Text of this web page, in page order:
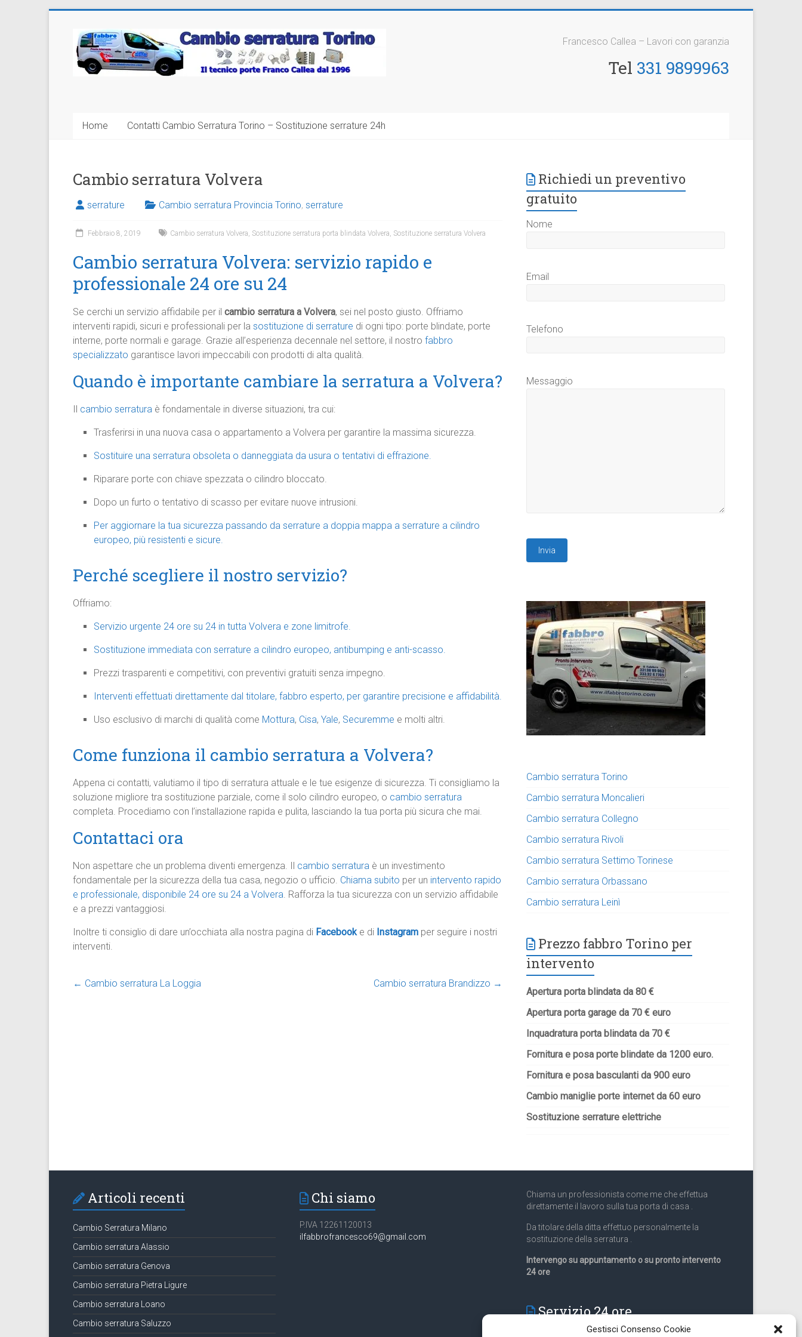
Gestisci Consenso Cookie
contenutoCambio
Serratura
Francesco Callea – Lavori con garanzia
Tel 331 9899963
Home Contatti Cambio Serratura Torino – Sostituzione serrature 24h
Cambio serratura Volvera
serrature Cambio serratura Provincia Torino, serrature
Febbraio 8, 2019 Cambio serratura Volvera, Sostituzione serratura porta blindata Volvera, Sostituzione serratura Volvera
Cambio serratura Volvera: servizio rapido e
professionale 24 ore su 24
Se cerchi un servizio affidabile per il cambio serratura a Volvera, sei nel posto giusto. Offriamo
interventi rapidi, sicuri e professionali per la sostituzione di serrature di ogni tipo: porte blindate, porte
interne, porte normali e garage. Grazie all’esperienza decennale nel settore, il nostro fabbro
specializzato garantisce lavori impeccabili con prodotti di alta qualità.
Quando è importante cambiare la serratura a Volvera?
Il cambio serratura è fondamentale in diverse situazioni, tra cui:
Trasferirsi in una nuova casa o appartamento a Volvera per garantire la massima sicurezza.
Sostituire una serratura obsoleta o danneggiata da usura o tentativi di effrazione.
Riparare porte con chiave spezzata o cilindro bloccato.
Dopo un furto o tentativo di scasso per evitare nuove intrusioni.
Per aggiornare la tua sicurezza passando da serrature a doppia mappa a serrature a cilindro
europeo, più resistenti e sicure.
Perché scegliere il nostro servizio?
Offriamo:
Servizio urgente 24 ore su 24 in tutta Volvera e zone limitrofe.
Sostituzione immediata con serrature a cilindro europeo, antibumping e anti-scasso.
Prezzi trasparenti e competitivi, con preventivi gratuiti senza impegno.
Interventi effettuati direttamente dal titolare, fabbro esperto, per garantire precisione e affidabilità.
Uso esclusivo di marchi di qualità come Mottura, Cisa, Yale, Securemme e molti altri.
Come funziona il cambio serratura a Volvera?
Appena ci contatti, valutiamo il tipo di serratura attuale e le tue esigenze di sicurezza. Ti consigliamo la
soluzione migliore tra sostituzione parziale, come il solo cilindro europeo, o cambio serratura
completa. Procediamo con l’installazione rapida e pulita, lasciando la tua porta più sicura che mai.
Contattaci ora
Non aspettare che un problema diventi emergenza. Il cambio serratura è un investimento
fondamentale per la sicurezza della tua casa, negozio o ufficio. Chiama subito per un intervento rapido
e professionale, disponibile 24 ore su 24 a Volvera. Rafforza la tua sicurezza con un servizio affidabile
e a prezzi vantaggiosi.
Inoltre ti consiglio di dare un’occhiata alla nostra pagina di Facebook e di Instagram per seguire i nostri
interventi.
← Cambio serratura La Loggia Cambio serratura Brandizzo →
Richiedi un preventivo
gratuito
Nome
Email
Telefono
Messaggio
Cambio serratura Torino
Cambio serratura Moncalieri
Cambio serratura Collegno
Cambio serratura Rivoli
Cambio serratura Settimo Torinese
Cambio serratura Orbassano
Cambio serratura Leinì
Prezzo fabbro Torino per
intervento
Apertura porta blindata da 80 €
Apertura porta garage da 70 € euro
Inquadratura porta blindata da 70 €
Fornitura e posa porte blindate da 1200 euro.
Fornitura e posa basculanti da 900 euro
Cambio maniglie porte internet da 60 euro
Sostituzione serrature elettriche
Articoli recenti
Cambio Serratura Milano
Cambio serratura Alassio
Cambio serratura Genova
Cambio serratura Pietra Ligure
Cambio serratura Loano
Cambio serratura Saluzzo
Chi siamo
P.IVA 12261120013
ilfabbrofrancesco69@gmail.com
Chiama un professionista come me che effettua
direttamente il lavoro sulla tua porta di casa .
Da titolare della ditta effettuo personalmente la
sostituzione della serratura .
Intervengo su appuntamento o su pronto intervento
24 ore
Servizio 24 ore